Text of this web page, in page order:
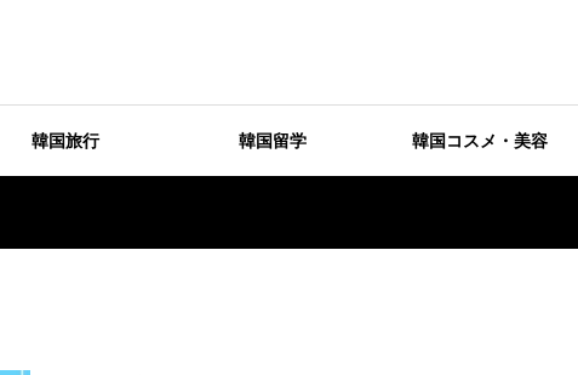
韓国旅行 韓国留学 韓国コスメ・美容